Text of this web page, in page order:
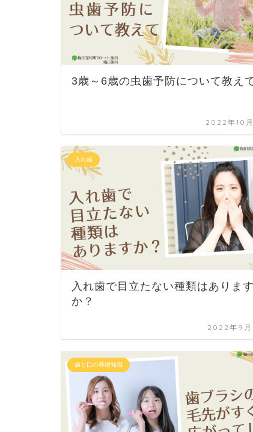
3歳～6歳の虫歯予防について教え
2022年10月
入れ歯
入れ歯で目立たない種類はあります
か？
2022年9月
歯と口の基礎知識